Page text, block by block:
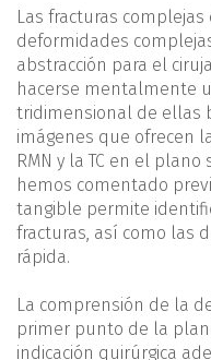
Las fracturas
deformidades
abstracción para el
hacerse mentalmente
tridimensional de ellas
imágenes que ofrecen
RMN y la TC en el
hemos comentado
tangible permite
fracturas, así como las
rápida.
La comprensión de la
primer punto de la
indicación quirúrgica